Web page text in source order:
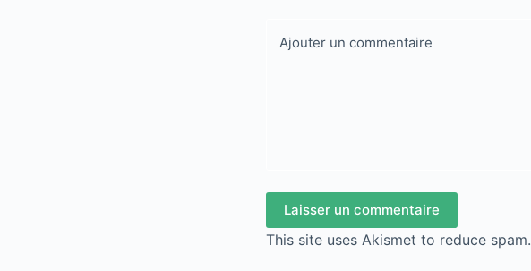
Ajouter un commentaire
Laisser un commentaire
This site uses Akismet to reduce spam.